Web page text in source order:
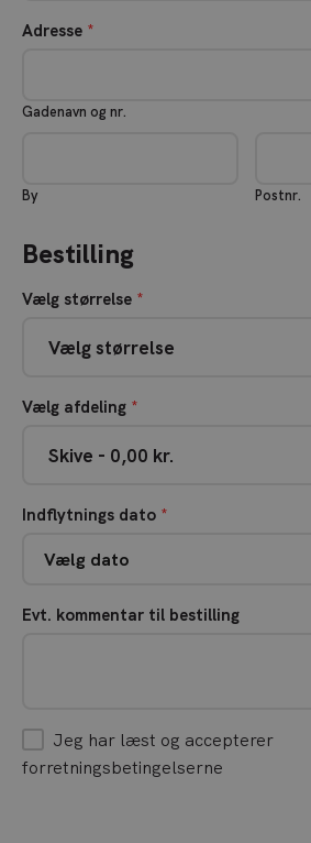
Adresse *
Gadenavn og nr.
By Postnr.
Bestilling
Vælg størrelse *
Vælg afdeling *
Indflytnings dato *
Evt. kommentar til bestilling
o
Jeg har læst og accepterer
forretningsbetingelserne